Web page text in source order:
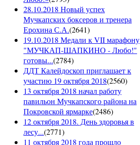
28.10.2018 Новый успех
Мучкапских боксеров и тренера
Ерохина С.А.(2641)
19.10.2018 Медали к VII марафону
"МУЧКАП-ШАПКИНО - Любо!"
готовы...(2784)
ДДТ Калейдоскоп приглашает к
участию 19 октября 2018(2560)
13 октября 2018 начал работу
павильон Мучкапского района на
Покровской ярмарке(2486)
12 октября 2018. День здоровья в
лесу...(2771)
11 октября 2018 года прошло